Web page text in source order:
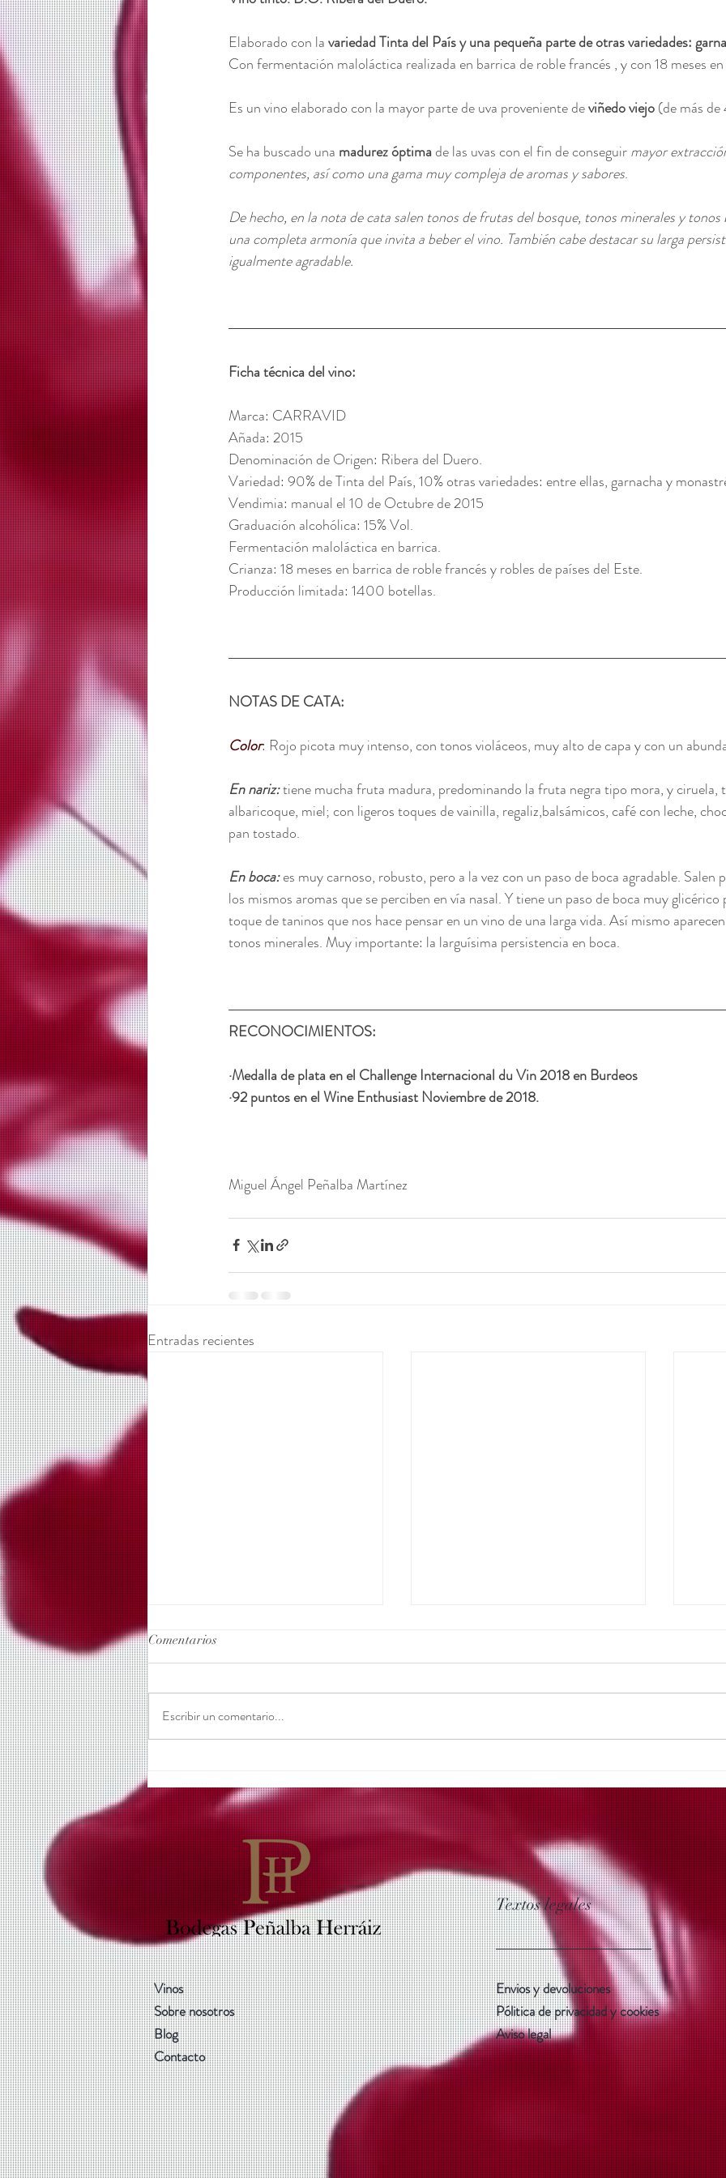
Elaborado con la variedad Tinta del País y una pequeña parte de otras variedades:
Con fermentación maloláctica realizada en barrica de roble francés , y con 18 meses
Es un vino elaborado con la mayor parte de uva proveniente de viñedo viejo (de más
Se ha buscado una madurez óptima de las uvas con el fin de conseguir mayor
componentes, así como una gama muy compleja de aromas y sabores.
De hecho, en la nota de cata salen tonos de frutas del bosque, tonos minerales y
una completa armonía que invita a beber el vino. También cabe destacar su larga
igualmente agradable.
Ficha técnica del vino:
Marca: CARRAVID
Añada: 2015
Denominación de Origen: Ribera del Duero.
Variedad: 90% de Tinta del País, 10% otras variedades: entre ellas, garnacha y
Vendimia: manual el 10 de Octubre de 2015
Graduación alcohólica: 15% Vol.
Fermentación maloláctica en barrica.
Crianza: 18 meses en barrica de roble francés y robles de países del Este.
Producción limitada: 1400 botellas.
NOTAS DE CATA:
Color: Rojo picota muy intenso, con tonos violáceos, muy alto de capa y con un
En nariz: tiene mucha fruta madura, predominando la fruta negra tipo mora, y ciruela,
albaricoque, miel; con ligeros toques de vainilla, regaliz,balsámicos, café con leche,
pan tostado.
En boca: es muy carnoso, robusto, pero a la vez con un paso de boca agradable. Salen
los mismos aromas que se perciben en vía nasal. Y tiene un paso de boca muy
toque de taninos que nos hace pensar en un vino de una larga vida. Así mismo
tonos minerales. Muy importante: la larguísima persistencia en boca.
RECONOCIMIENTOS:
·Medalla de plata en el Challenge Internacional du Vin 2018 en Burdeos
·92 puntos en el Wine Enthusiast Noviembre de 2018.
Miguel Ángel Peñalba Martínez
Entradas recientes
Aptus 2018
Comentarios
Escribir un comentario...
Textos legales
Vinos
Sobre nosotros
Blog
Contacto
Envios y devoluciones
Pólitica de privacidad y cookies
Aviso legal